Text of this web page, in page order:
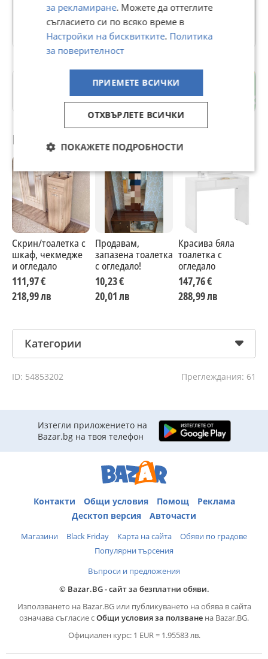
501 Обяви
гр. Пловдив
Препоръчани за теб
Скрин/тоалетка с
шкаф, чекмедже
и огледало
111,97 €
218,99 лв
Продавам,
запазена тоалетка
с огледало!
10,23 €
20,01 лв
Красива бяла
тоалетка с
огледало
147,76 €
288,99 лв
Категории
ID: 54853202 Преглеждания: 61
Изтегли приложението на
Bazar.bg на твоя телефон
Контакти Общи условия Помощ
Реклама
Десктоп версия
Авточасти
Магазини Black Friday Карта на сайта
Обяви по градове
Популярни търсения
Въпроси и предложения
© Bazar.BG - сайт за безплатни обяви.
Използването на Bazar.BG или публикуването на обява в сайта
означава съгласие сОбщи условия за ползване на Bazar.BG.
Официален курс: 1 EUR = 1.95583 лв.
за рекламиране. Можете да оттеглите
съгласието си по всяко време в
Настройки на бисквитките. Политика
за поверителност
ПРИЕМЕТЕ ВСИЧКИ
ОТХВЪРЛЕТЕ ВСИЧКИ
ПОКАЖЕТЕ ПОДРОБНОСТИ